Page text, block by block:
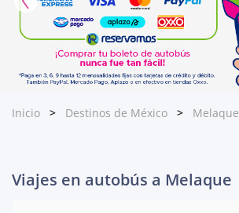
Inicio Destinos de México Melaque
Viajes en autobús a Melaque